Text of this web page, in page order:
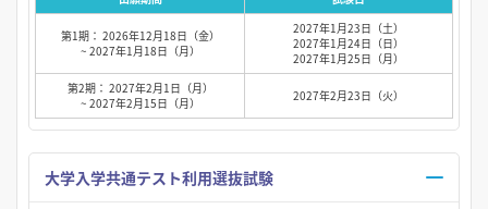
第1期： 2026年12月18日（金）
~ 2027年1月18日（月）
2027年1月23日（土）
2027年1月24日（日）
2027年1月25日（月）
第2期： 2027年2月1日（月）
~ 2027年2月15日（月）
2027年2月23日（火）